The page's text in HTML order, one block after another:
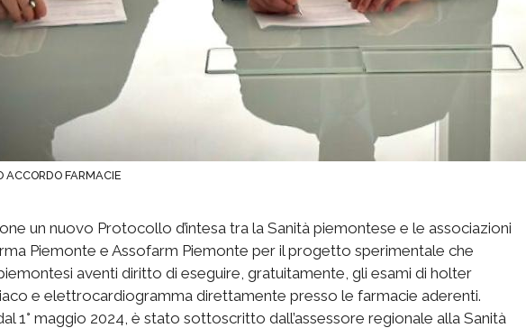
ACCORDO FARMACIE
un nuovo Protocollo d’intesa tra la Sanità piemontese e le associazioni
Piemonte e Assofarm Piemonte per il progetto sperimentale che
aventi diritto di eseguire, gratuitamente, gli esami di holter
e elettrocardiogramma direttamente presso le farmacie aderenti.
1° maggio 2024, è stato sottoscritto dall’assessore regionale alla Sanità